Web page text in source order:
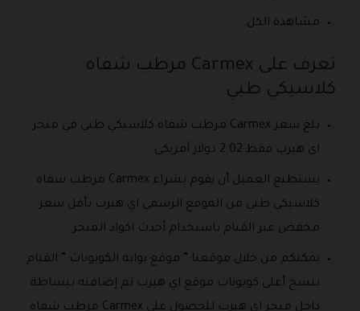
مشاهدة الكل.
تعرف على Carmex‏ مرطب شفاه
كلاسيكي طبي
بلغ سعر Carmex‏ مرطب شفاه كلاسيكي طبي في متجر
اي هيرب فقط 2.02 دولار أمريكي.
يستطيع العميل أن يقوم بشراء Carmex‏ مرطب شفاه
كلاسيكي طبي من الموقع الرسمي اي هيرب بأقل سعر
مخفض عبر القيام باستخدام أحدث اكواد المتجر.
يمكنكم من خلال موقعنا ” موقع بوابة الكوبونات ” القيام
بنسخ أعلى كوبونات موقع اي هيرب ثم إضافته ببساطة
داخل متجر اي هيرب للحصول على Carmex‏ مرطب شفاه